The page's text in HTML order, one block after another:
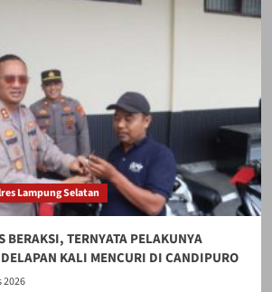
Lampung Selatan
BERAKSI, TERNYATA PELAKUNYA
KALI MENCURI DI CANDIPURO
2026